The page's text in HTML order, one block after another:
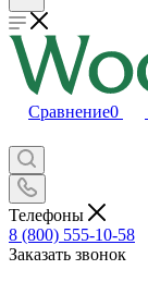
Сравнение0
Телефоны
8 (800) 555-10-58
Заказать звонок